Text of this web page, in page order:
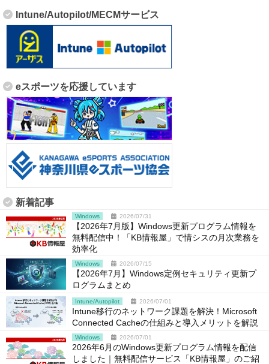
Intune/Autopilot/MECMサービス
eスポーツを応援しています
新着記事
Windows 2026/07/31
【2026年7月版】Windows更新プログラム情報を
無料配信中！「KB情報屋」で情シスの月次業務を
効率化
Windows 2026/07/15
【2026年7月】Windows定例セキュリティ更新プ
ログラムまとめ
Intune/Autopilot 2026/07/01
Intune移行のネットワーク課題を解決！Microsoft
Connected Cacheの仕組みと導入メリットを解説
Windows 2026/07/01
2026年6月のWindows更新プログラム情報を配信
しました｜無料配信サービス「KB情報屋」のご紹